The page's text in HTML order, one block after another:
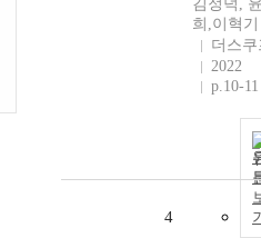
김정덕,
희,이혁기
더스쿠
2022
p.10-11
4